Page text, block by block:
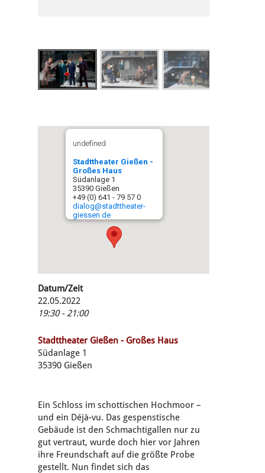
undefined
Stadttheater Gießen -
Großes Haus
Südanlage 1
35390 Gießen
+49 (0) 641 - 79 57 0
dialog@stadttheater-
giessen.de
Datum/Zeit
22.05.2022
19:30 - 21:00
Stadttheater Gießen - Großes Haus
Südanlage 1
35390 Gießen
Ein Schloss im schottischen Hochmoor –
und ein Déjà-vu. Das gespenstische
Gebäude ist den Schmachtigallen nur zu
gut vertraut, wurde doch hier vor Jahren
ihre Freundschaft auf die größte Probe
gestellt. Nun findet sich das